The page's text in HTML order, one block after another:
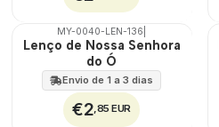
🇵🇹
100%
MY-0040-LEN-136
Lenço de Nossa Senhora
do Ó
Envio de 1 a 3 dias
€2,85 EUR